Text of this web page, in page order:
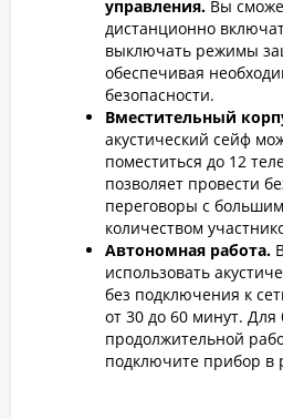
управления. Вы
дистанционно
выключать режимы
обеспечивая
безопасности.
Вместительный
акустический сейф
поместиться до 12
позволяет провести
переговоры с большим
количеством
Автономная работа.
использовать
без подключения к
от 30 до 60 минут. Для
продолжительной
подключите прибор в